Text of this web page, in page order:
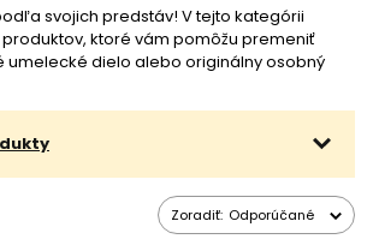
svojich predstáv! V tejto kategórii
ktoré vám pomôžu premeniť
umelecké dielo alebo originálny osobný
voskových plátov môžete svoju sviečku
vyrezávanými motívmi aj zložitejšími 3D
alebo chcete na sviečku napísať
nadchnú voskovky.
umožnia preniesť na sviečku akýkoľvek
motív. Nezabudnite navštíviť aj našu
a preskúmať náš rozcestník Všetko o
Zoradiť: Odporúčané